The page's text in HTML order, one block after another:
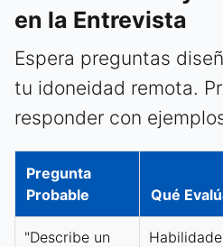
en la Entrevista
Espera preguntas
tu idoneidad remota.
responder con
Pregunta
Probable
Qué
"Describe un